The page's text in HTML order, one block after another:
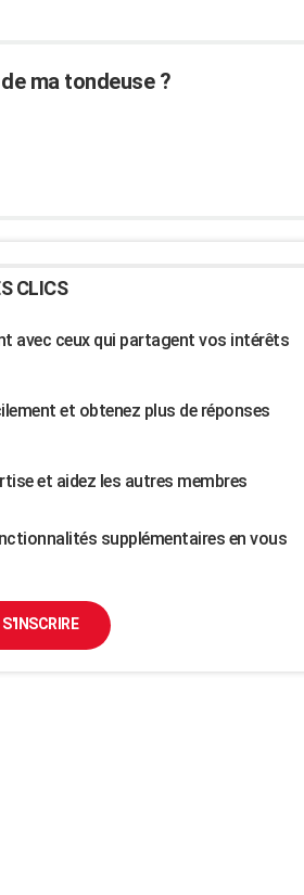
ma tondeuse ?
CLICS
avec ceux qui partagent vos intérêts
et obtenez plus de réponses
et aidez les autres membres
supplémentaires en vous
S'INSCRIRE